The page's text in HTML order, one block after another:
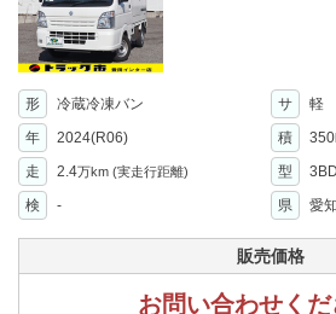
形 冷蔵冷凍バン サ
軽
年
2024(R06) 積 350
走 2.4万km (実走行距離) 型
検
- 県 愛
販売価格
お問い合わせくだ